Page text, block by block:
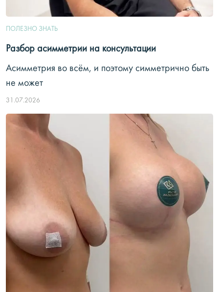
ПОЛЕЗНО ЗНАТЬ
Разбор асимметрии на консультации
Асимметрия во всём, и поэтому симметрично быть
не может
31.07.2026